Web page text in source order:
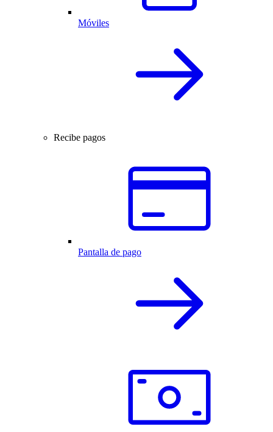
Móviles
Recibe pagos
Pantalla de pago